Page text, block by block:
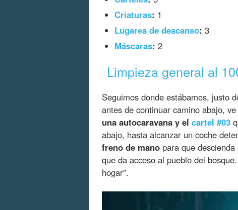
Criaturas: 1
Lugares de descanso: 3
Máscaras: 2
Limpieza general al
Seguimos donde estábamos, justo
antes de continuar camino abajo,
una autocaravana y el cartel #03
abajo, hasta alcanzar un coche
freno de mano para que
que da acceso al pueblo del
hogar".